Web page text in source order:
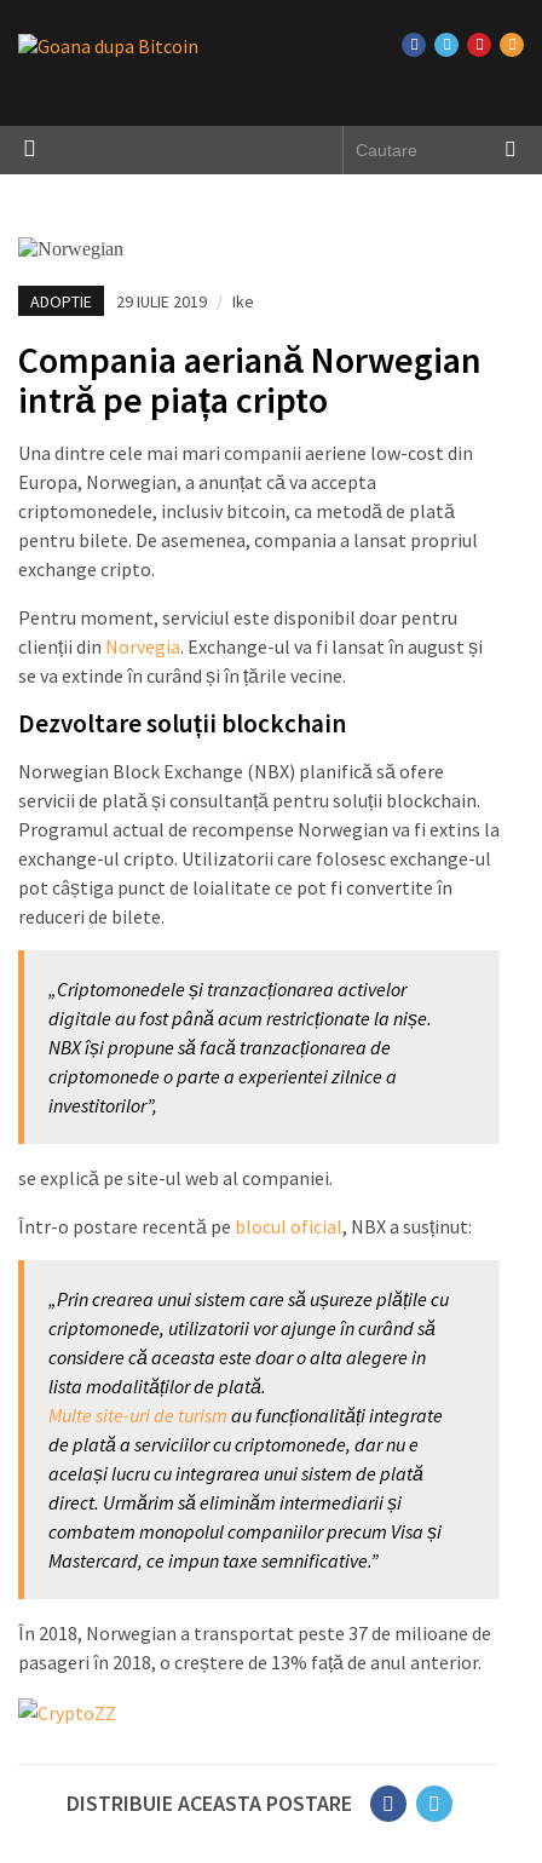
ADOPTIE 29 IULIE 2019 / Ike
Compania aeriană Norwegian
intră pe piața cripto
Una dintre cele mai mari companii aeriene low-cost din
Europa, Norwegian, a anunțat că va accepta
criptomonedele, inclusiv bitcoin, ca metodă de plată
pentru bilete. De asemenea, compania a lansat propriul
exchange cripto.
Pentru moment, serviciul este disponibil doar pentru
clienții din Norvegia. Exchange-ul va fi lansat în august și
se va extinde în curând și în țările vecine.
Dezvoltare soluții blockchain
Norwegian Block Exchange (NBX) planifică să ofere
servicii de plată și consultanță pentru soluții blockchain.
Programul actual de recompense Norwegian va fi extins la
exchange-ul cripto. Utilizatorii care folosesc exchange-ul
pot câștiga punct de loialitate ce pot fi convertite în
reduceri de bilete.
„Criptomonedele și tranzacționarea activelor
digitale au fost până acum restricționate la nișe.
NBX își propune să facă tranzacționarea de
criptomonede o parte a experientei zilnice a
investitorilor”,
se explică pe site-ul web al companiei.
Într-o postare recentă pe blocul oficial, NBX a susținut:
„Prin crearea unui sistem care să ușureze plățile cu
criptomonede, utilizatorii vor ajunge în curând să
considere că aceasta este doar o alta alegere in
lista modalităților de plată.
Multe site-uri de turism au funcționalități integrate
de plată a serviciilor cu criptomonede, dar nu e
același lucru cu integrarea unui sistem de plată
direct. Urmărim să eliminăm intermediarii și
combatem monopolul companiilor precum Visa și
Mastercard, ce impun taxe semnificative.”
În 2018, Norwegian a transportat peste 37 de milioane de
pasageri în 2018, o creștere de 13% față de anul anterior.
DISTRIBUIE ACEASTA POSTARE